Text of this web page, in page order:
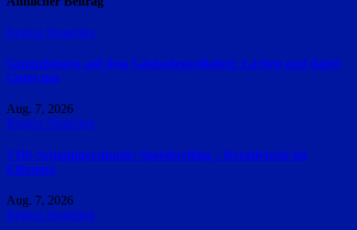
Region Straubing
Gstanzlsingen auf dem Gäubodenvolksfest: Lachen und dabei
Gutes tun
Aug. 7, 2026
Region Straubing
VHS-Schnupperstunde: Speedwriting – Kreativtexte im
Eiltempo
Aug. 7, 2026
Region Straubing